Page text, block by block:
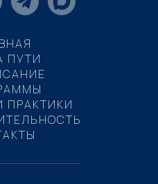
ПУТИ
ПРАКТИКИ